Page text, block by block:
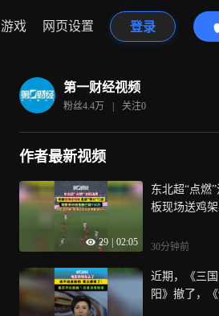
游戏 网页设置 登录
第一财经视频
粉丝4.4万 | 关注0
作者最新视频
29 02:05
东北超“点燃
板现场送鸡架
30万元；全
30分钟前
近期，《三
阳》撤了，